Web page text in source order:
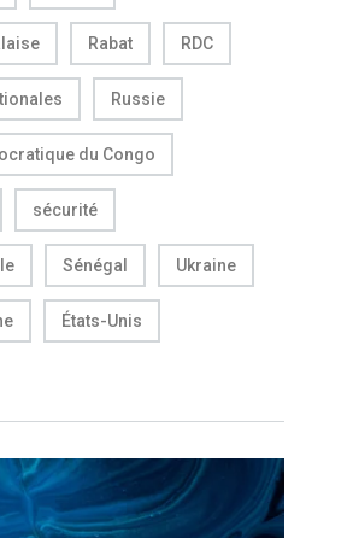
Rabat RDC
Russie
du Congo
sécurité
Sénégal Ukraine
États-Unis